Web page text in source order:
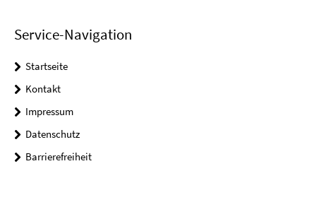
Service-Navigation
Startseite
Kontakt
Impressum
Datenschutz
Barrierefreiheit